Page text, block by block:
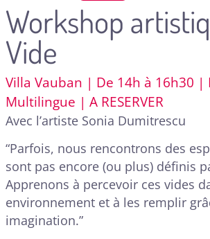
Workshop
Vide
Villa Vauban | De 14h à 16h30 |
Multilingue | A RESERVER
Avec l’artiste Sonia Dumitrescu
“Parfois, nous rencontrons des
sont pas encore (ou plus) définis
Apprenons à percevoir ces vides
environnement et à les remplir
imagination.”